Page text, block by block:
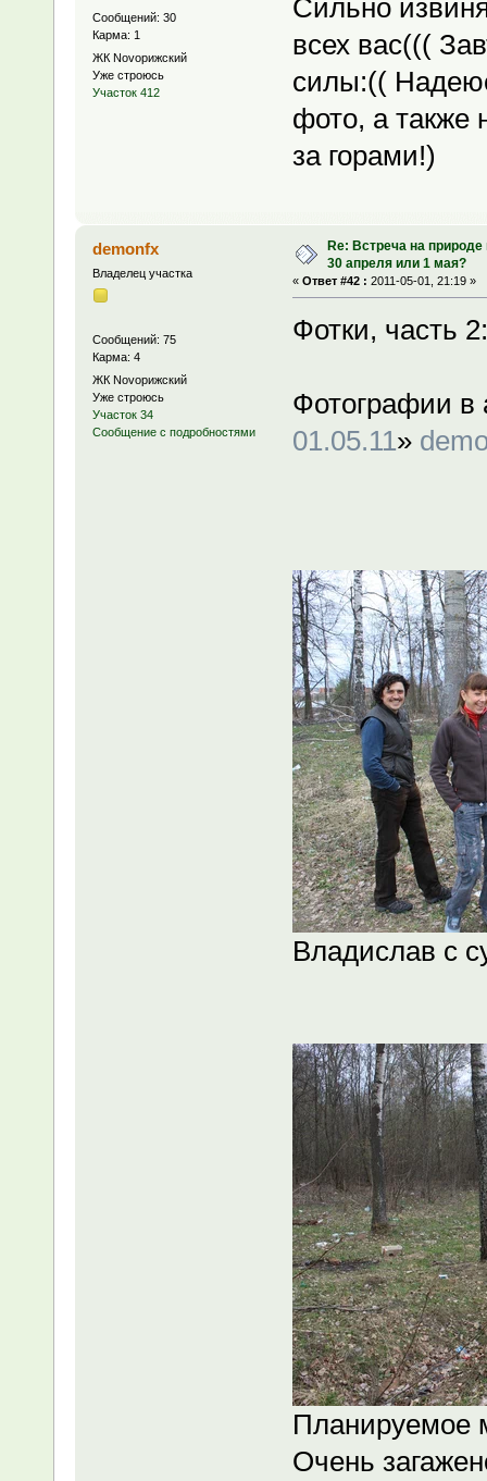
Сообщений: 30
Карма: 1
ЖК Novoрижский
Уже строюсь
Участок 412
Сильно
всех вас(((
силы:((
фото, а также
за горами!)
demonfx
Владелец участка
Сообщений: 75
Карма: 4
ЖК Novoрижский
Уже строюсь
Участок 34
Сообщение с подробностями
Re: Встреча на
30 апреля или 1 мая?
« Ответ #42 : 2011-05-01, 21:19 »
Фотки, часть
Фотографии в
01.05.11»
Владислав с
Планируемое
Очень